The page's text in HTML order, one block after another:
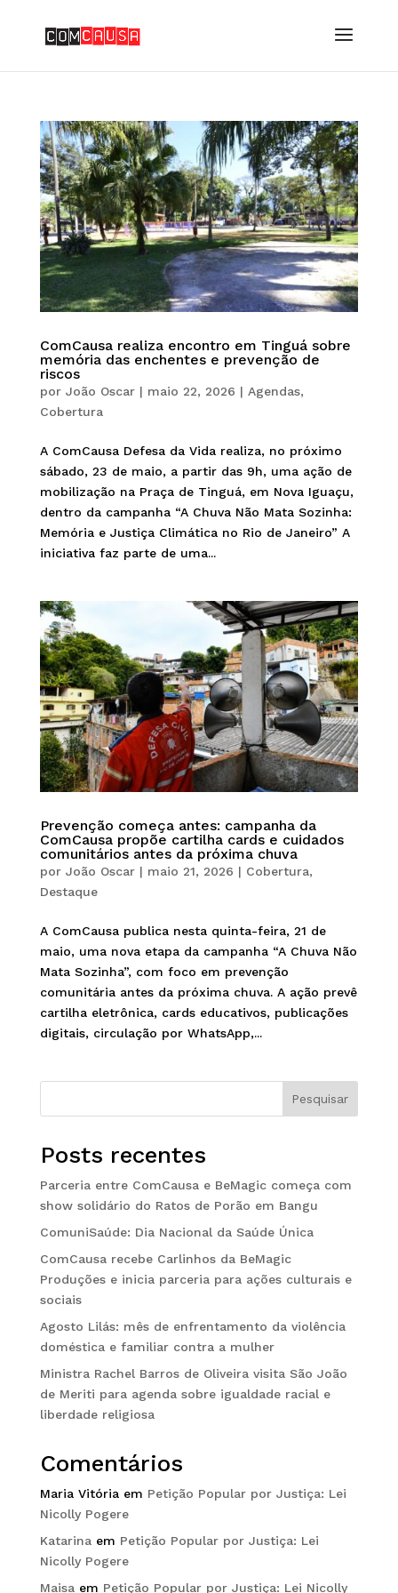
ComCausa realiza encontro em Tinguá sobre
memória das enchentes e prevenção de
riscos
por João Oscar| maio 22, 2026 | Agendas,
Cobertura
A ComCausa Defesa da Vida realiza, no próximo
sábado, 23 de maio, a partir das 9h, uma ação de
mobilização na Praça de Tinguá, em Nova Iguaçu,
dentro da campanha “A Chuva Não Mata Sozinha:
Memória e Justiça Climática no Rio de Janeiro” A
iniciativa faz parte de uma...
Prevenção começa antes: campanha da
ComCausa propõe cartilha cards e cuidados
comunitários antes da próxima chuva
por João Oscar| maio 21, 2026 | Cobertura,
Destaque
A ComCausa publica nesta quinta-feira, 21 de
maio, uma nova etapa da campanha “A Chuva Não
Mata Sozinha”, com foco em prevenção
comunitária antes da próxima chuva. A ação prevê
cartilha eletrônica, cards educativos, publicações
digitais, circulação por WhatsApp,...
Pesquisar
Posts recentes
Parceria entre ComCausa e BeMagic começa com
show solidário do Ratos de Porão em Bangu
ComuniSaúde: Dia Nacional da Saúde Única
ComCausa recebe Carlinhos da BeMagic
Produções e inicia parceria para ações culturais e
sociais
Agosto Lilás: mês de enfrentamento da violência
doméstica e familiar contra a mulher
Ministra Rachel Barros de Oliveira visita São João
de Meriti para agenda sobre igualdade racial e
liberdade religiosa
Comentários
Maria Vitóriaem Petição Popular por Justiça: Lei
Nicolly Pogere
Katarinaem Petição Popular por Justiça: Lei
Nicolly Pogere
Maisaem Petição Popular por Justiça: Lei Nicolly